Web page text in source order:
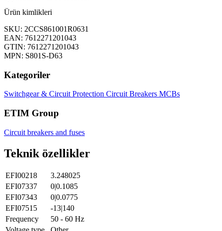
Ürün kimlikleri
SKU: 2CCS861001R0631
EAN: 7612271201043
GTIN: 7612271201043
MPN: S801S-D63
Kategoriler
Switchgear & Circuit Protection Circuit Breakers MCBs
ETIM Group
Circuit breakers and fuses
Teknik özellikler
EFI00218
3.248025
EFI07337
0|0.1085
EFI07343
0|0.0775
EFI07515
-13|140
Frequency
50 - 60 Hz